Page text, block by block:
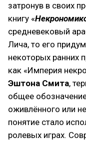
затронув в своих
книгу «
средневековый
Лича, то его
некоторых ранних
как «Империя
Эштона Смита,
общее
оживлённого или
понятие стало
ролевых играх.